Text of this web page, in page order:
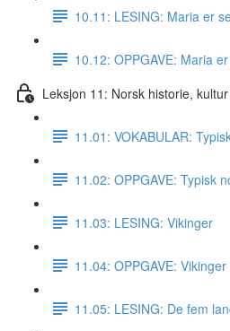
10.11: LESING: Maria er
10.12: OPPGAVE: Maria
Leksjon 11: Norsk historie,
11.01: VOKABULAR:
11.02: OPPGAVE: Typisk
11.03: LESING: Vikinger
11.04: OPPGAVE: Vikinger
11.05: LESING: De fem